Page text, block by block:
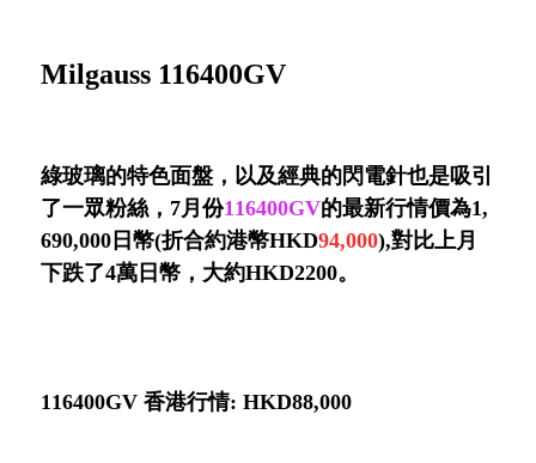
Milgauss 116400GV
綠玻璃的特色面盤，以及經典的閃電針也是吸引
了一眾粉絲，7月份116400GV的最新行情價為1,
690,000日幣(折合約港幣HKD94,000),對比上月
下跌了4萬日幣，大約HKD2200。
116400GV 香港行情: HKD88,000